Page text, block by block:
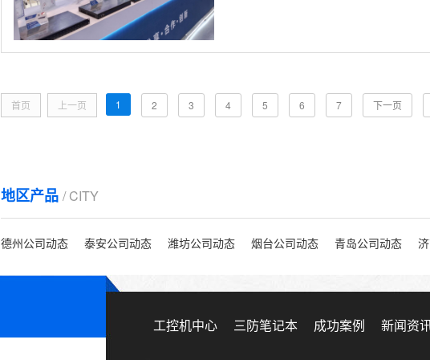
首页 上一页 1 2 3 4 5 6 7 下一页
地区产品 / CITY
德州公司动态 泰安公司动态 潍坊公司动态 烟台公司动态 青岛公司动态
工控机中心 三防笔记本 成功案例 新闻资